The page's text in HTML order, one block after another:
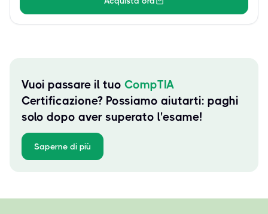
Vuoi passare il tuo CompTIA
Certificazione? Possiamo aiutarti: paghi
solo dopo aver superato l'esame!
Saperne di più